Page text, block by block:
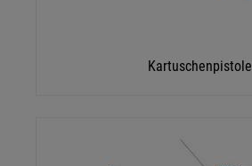
Kartuschenpistole